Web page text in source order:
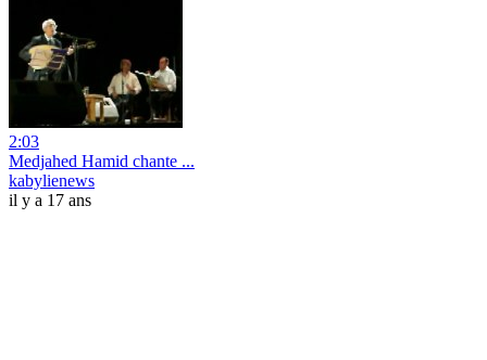
2:03
Medjahed Hamid chante ...
kabylienews
il y a 17 ans